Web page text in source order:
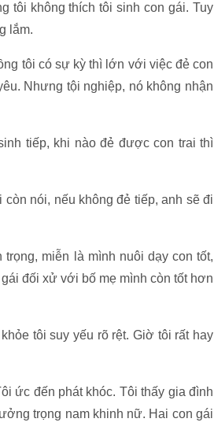
tôi không thích tôi sinh con gái. Tuy
lắm.
tôi có sự kỳ thì lớn với việc đẻ con
Nhưng tội nghiệp, nó không nhận
tiếp, khi nào đẻ được con trai thì
nói, nếu không đẻ tiếp, anh sẽ đi
miễn là mình nuôi dạy con tốt,
đối xử với bố mẹ mình còn tốt hơn
tôi suy yếu rõ rệt. Giờ tôi rất hay
ức đến phát khóc. Tôi thấy gia đình
trọng nam khinh nữ. Hai con gái